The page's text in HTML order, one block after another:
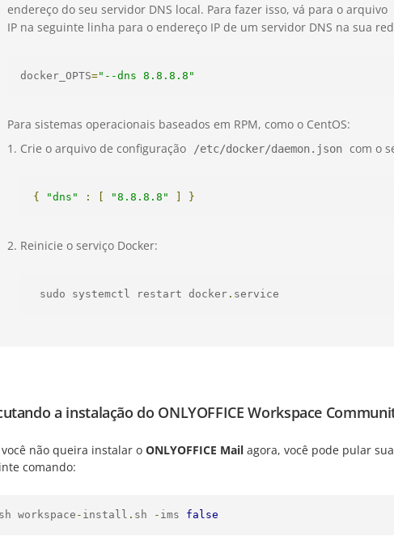
endereço do seu servidor DNS local. Para fazer isso, vá para o arquivo
IP na seguinte linha para o endereço IP de um servidor DNS na sua
docker_OPTS="--dns 8.8.8.8"
Para sistemas operacionais baseados em RPM, como o CentOS:
Crie o arquivo de configuração
/etc/docker/daemon.json com o
{ "dns" : "8.8.8.8" }
Reinicie o serviço Docker:
sudo systemctl restart docker . service
a instalação do ONLYOFFICE Workspace
você não queira instalar o ONLYOFFICE Mail agora, você pode pular
comando:
workspace - install . sh - ims false